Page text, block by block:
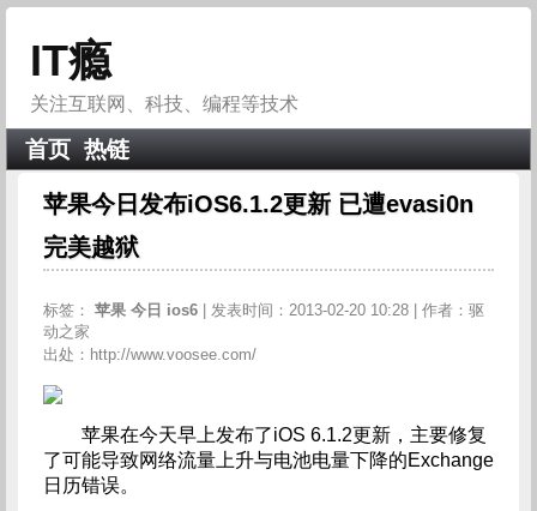
IT瘾
关注互联网、科技、编程等技术
首页 热链
苹果今日发布iOS6.1.2更新 已遭evasi0n
完美越狱
标签： 苹果 今日 ios6
| 发表时间：2013-02-20 10:28 | 作者：驱
动之家
出处：http://www.voosee.com/
苹果在今天早上发布了iOS 6.1.2更新，主要修复
了可能导致网络流量上升与电池电量下降的Exchange
日历错误。